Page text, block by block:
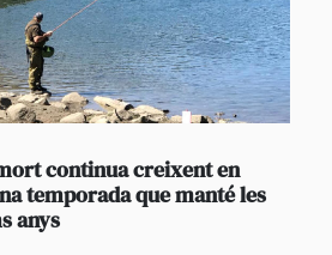
continua creixent en
temporada que manté les
anys